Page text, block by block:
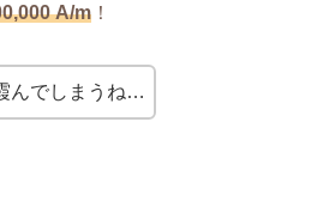
A/m ！
んでしまうね…